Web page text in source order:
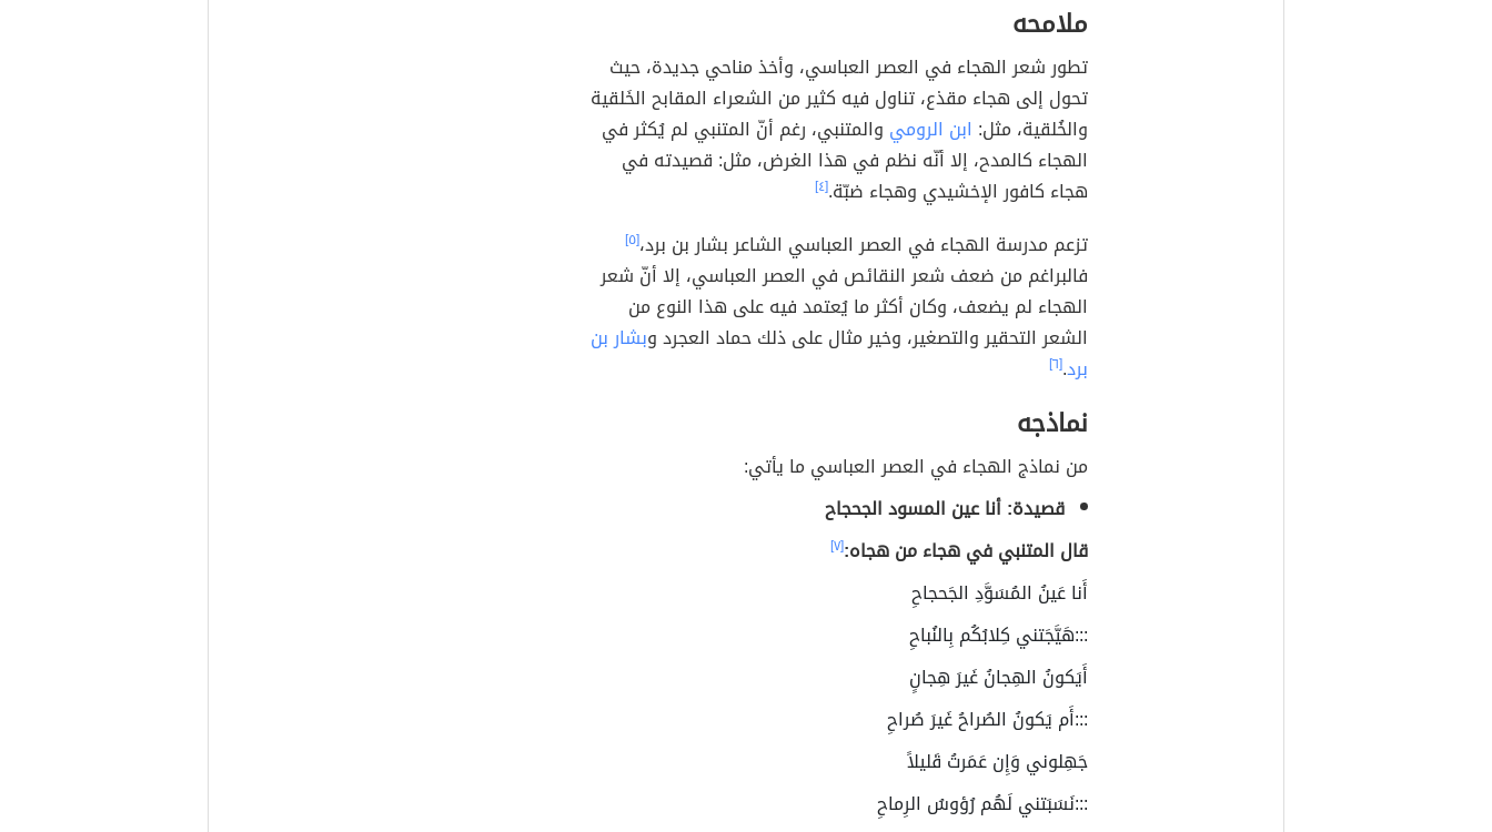
ملامحه
تطور شعر الهجاء في العصر العباسي، وأخذ مناحي جديدة، حيث
تحول إلى هجاء مقذع، تناول فيه كثير من الشعراء المقابح الخَلقية
والخُلقية، مثل: ابن الرومي والمتنبي، رغم أنّ المتنبي لم يُكثر في
الهجاء كالمدح، إلا أنّه نظم في هذا الغرض، مثل: قصيدته في
هجاء كافور الإخشيدي وهجاء ضبّة.[٤]
تزعم مدرسة الهجاء في العصر العباسي الشاعر بشار بن برد،[٥]
فالبراغم من ضعف شعر النقائص في العصر العباسي، إلا أنّ شعر
الهجاء لم يضعف، وكان أكثر ما يُعتمد فيه على هذا النوع من
الشعر التحقير والتصغير، وخير مثال على ذلك حماد العجرد وبشار بن
برد.[٦]
نماذجه
من نماذج الهجاء في العصر العباسي ما يأتي:
قصيدة: أنا عين المسود الجحجاح
قال المتنبي في هجاء من هجاه:[٧]
أَنا عَينُ المُسَوَّدِ الجَحجاحِ
:::هَيَّجَتني كِلابُكُم بِالنُباحِ
أَيَكونُ الهِجانُ غَيرَ هِجانٍ
:::أَم يَكونُ الصُراحُ غَيرَ صُراحِ
جَهِلوني وَإِن عَمَرتُ قَليلاً
:::نَسَبَتني لَهُم رُؤوسُ الرِماحِ